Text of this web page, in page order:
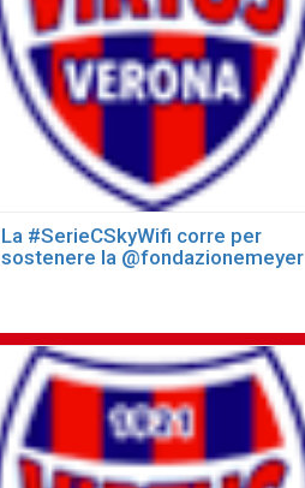
La #SerieCSkyWifi corre per
sostenere la @fondazionemeyer